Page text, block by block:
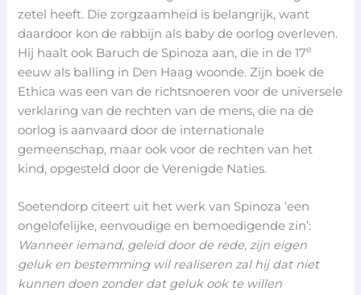
zetel heeft. Die zorgzaamheid is belangrijk, want
daardoor kon de rabbijn als baby de oorlog overleven.
Hij haalt ook Baruch de Spinoza aan, die in de 17e
eeuw als balling in Den Haag woonde. Zijn boek de
Ethica was een van de richtsnoeren voor de universele
verklaring van de rechten van de mens, die na de
oorlog is aanvaard door de internationale
gemeenschap, maar ook voor de rechten van het
kind, opgesteld door de Verenigde Naties.
Soetendorp citeert uit het werk van Spinoza ‘een
ongelofelijke, eenvoudige en bemoedigende zin’:
Wanneer iemand, geleid door de rede, zijn eigen
geluk en bestemming wil realiseren zal hij dat niet
kunnen doen zonder dat geluk ook te willen